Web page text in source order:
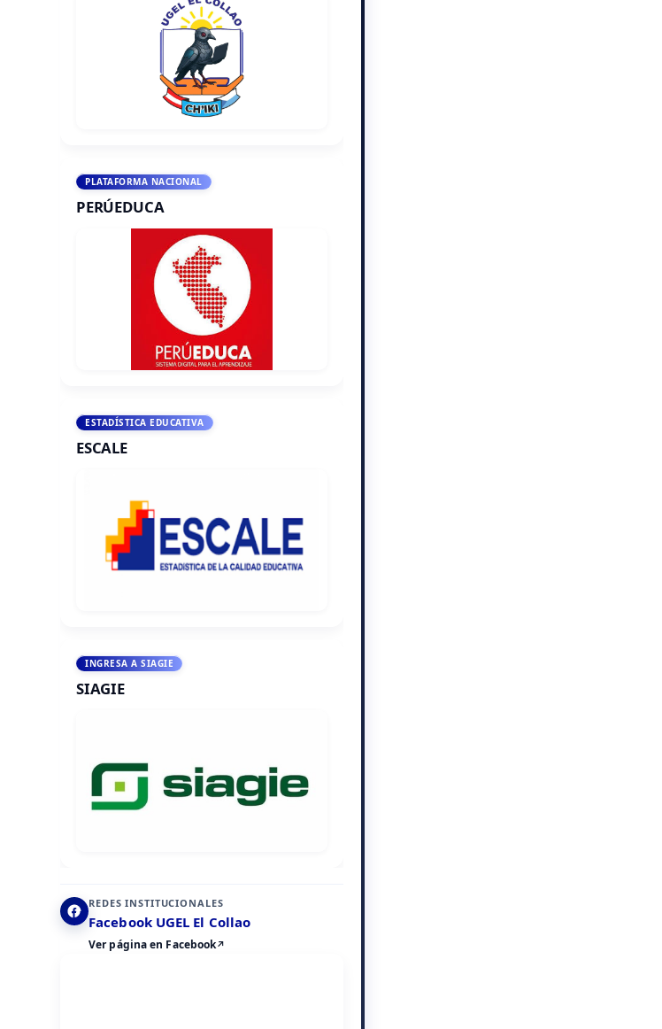
PLATAFORMA NACIONAL
PERÚEDUCA
ESTADÍSTICA EDUCATIVA
ESCALE
INGRESA A SIAGIE
SIAGIE
REDES INSTITUCIONALES
Facebook UGEL El Collao
Ver página en Facebook